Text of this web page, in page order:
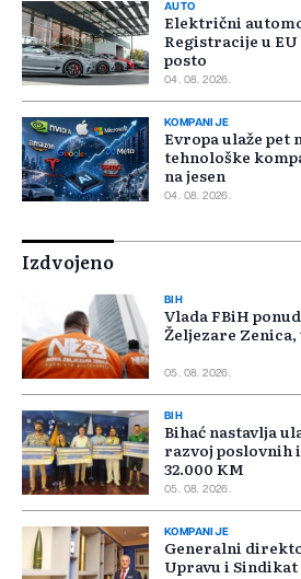
AUTO
Električni
Registracije u
posto
04. 08. 2026.
KOMPANIJE
Evropa ulaže
tehnološke
na jesen
04. 08. 2026.
Izdvojeno
BIH
Vlada FBiH
Željezare
05. 08. 2026.
BIH
Bihać nastavlja
razvoj poslovnih
32.000 KM
05. 08. 2026.
KOMPANIJE
Generalni
Upravu i